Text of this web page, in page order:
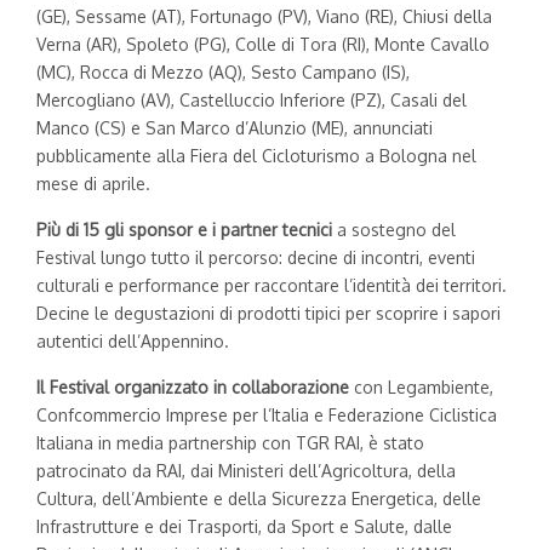
(GE), Sessame (AT), Fortunago (PV), Viano (RE), Chiusi della
Verna (AR), Spoleto (PG), Colle di Tora (RI), Monte Cavallo
(MC), Rocca di Mezzo (AQ), Sesto Campano (IS),
Mercogliano (AV), Castelluccio Inferiore (PZ), Casali del
Manco (CS) e San Marco d’Alunzio (ME), annunciati
pubblicamente alla Fiera del Cicloturismo a Bologna nel
mese di aprile.
Più di 15 gli sponsor e i partner tecnici a sostegno del
Festival lungo tutto il percorso: decine di incontri, eventi
culturali e performance per raccontare l’identità dei territori.
Decine le degustazioni di prodotti tipici per scoprire i sapori
autentici dell’Appennino.
Il Festival organizzato in collaborazione con Legambiente,
Confcommercio Imprese per l’Italia e Federazione Ciclistica
Italiana in media partnership con TGR RAI, è stato
patrocinato da RAI, dai Ministeri dell’Agricoltura, della
Cultura, dell’Ambiente e della Sicurezza Energetica, delle
Infrastrutture e dei Trasporti, da Sport e Salute, dalle